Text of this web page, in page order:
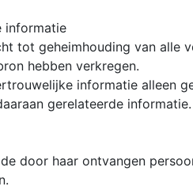
informatie
tot geheimhouding van alle
hebben verkregen.
informatie alleen
gerelateerde informatie.
door haar ontvangen